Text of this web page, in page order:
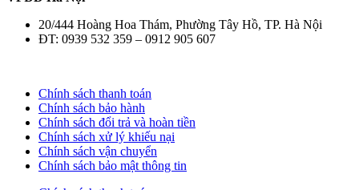
20/444 Hoàng Hoa Thám, Phường Tây Hồ, TP. Hà Nội
ĐT: 0939 532 359 – 0912 905 607
Chính sách thanh toán
Chính sách bảo hành
Chính sách đổi trả và hoàn tiền
Chính sách xử lý khiếu nại
Chính sách vận chuyển
Chính sách bảo mật thông tin